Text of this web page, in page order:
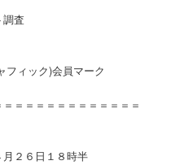
査
フィック)会員マーク
＝＝＝＝＝＝＝＝＝＝＝＝
２６日１８時半